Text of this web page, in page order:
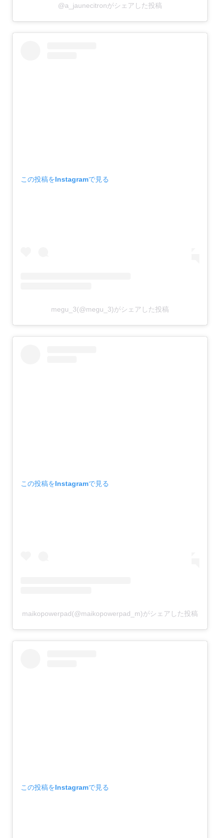
@a_jaunecitronがシェアした投稿
この投稿をInstagramで見る
megu_3(@megu_3)がシェアした投稿
この投稿をInstagramで見る
maikopowerpad(@maikopowerpad_m)がシェアした投稿
この投稿をInstagramで見る